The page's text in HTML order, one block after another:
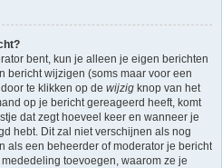
bent, kun je alleen je eigen berichten
bericht wijzigen (soms maar voor een
te klikken op de wijzig knop van het
op je bericht gereageerd heeft, komt
dat zegt hoeveel keer en wanneer je
hebt. Dit zal niet verschijnen als nog
als een beheerder of moderator je bericht
toevoegen, waarom ze je